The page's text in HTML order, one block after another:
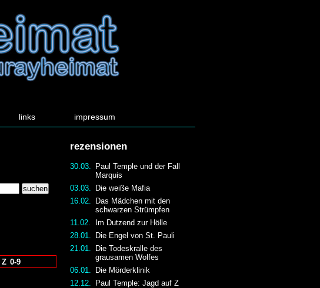
links impressum
rezensionen
30.03.
Paul Temple und der Fall
Marquis
03.03.
Die weiße Mafia
16.02.
Das Mädchen mit den
schwarzen Strümpfen
11.02.
Im Dutzend zur Hölle
28.01.
Die Engel von St. Pauli
21.01.
Die Todeskralle des
grausamen Wolfes
06.01.
Die Mörderklinik
12.12.
Paul Temple: Jagd auf Z
Z 0-9